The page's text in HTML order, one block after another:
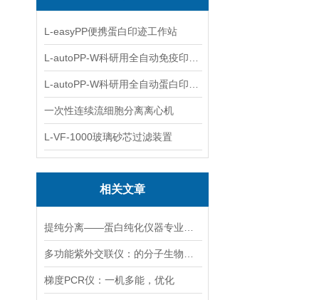
L-easyPP便携蛋白印迹工作站
一次性连续流细胞分离离心机
L-VF-1000玻璃砂芯过滤装置
相关文章
梯度PCR仪：一机多能，优化